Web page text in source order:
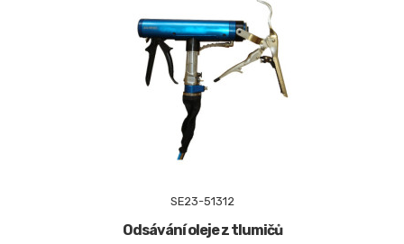
SE23-51312
Odsávání oleje z tlumičů